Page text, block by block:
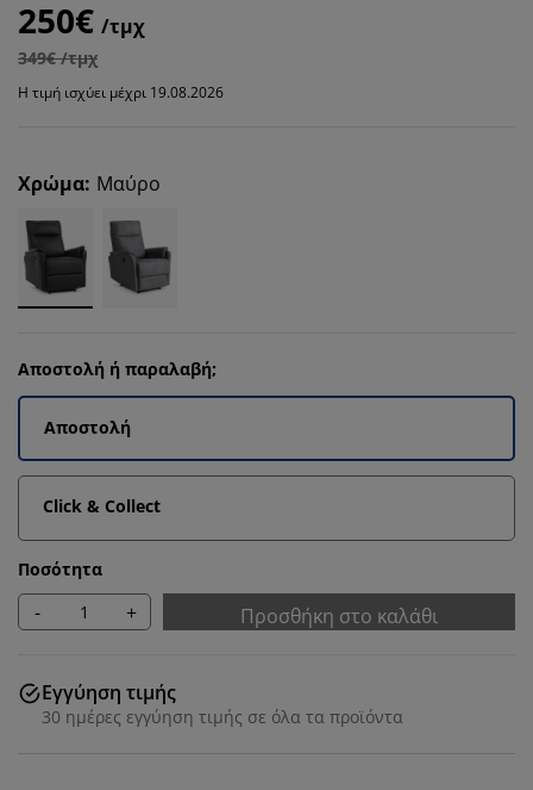
250€ /τμχ
349€ /τμχ
Η τιμή ισχύει μέχρι 19.08.2026
Χρώμα: Μαύρο
Αποστολή ή παραλαβή;
Αποστολή
Click & Collect
Ποσότητα
- + Προσθήκη στο καλάθι
Εγγύηση τιμής
30 ημέρες εγγύηση τιμής σε όλα τα προϊόντα